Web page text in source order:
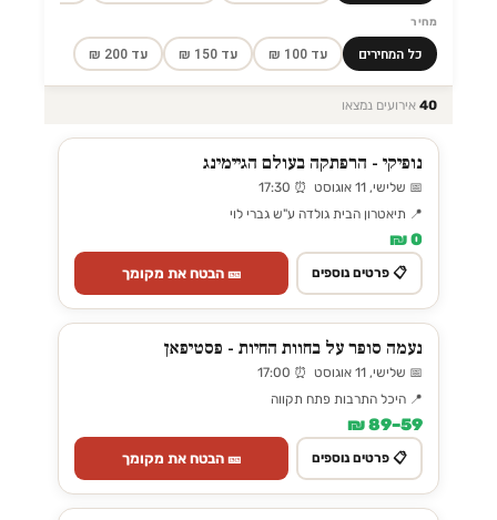
מחיר
כל המחירים עד 100 ₪ עד 150 ₪ עד 200 ₪
40 אירועים נמצאו
נופיקי - הרפתקה בעולם הגיימינג
📅 שלישי, 11 אוגוסט ⏰ 17:30
📍 תיאטרון הבית גולדה ע"ש גברי לוי
0 ₪
📋 פרטים נוספים 🎫 הבטח את מקומך
נעמה סופר על בחוות החיות - פסטיפאן
📅 שלישי, 11 אוגוסט ⏰ 17:00
📍 היכל התרבות פתח תקווה
59–89 ₪
📋 פרטים נוספים 🎫 הבטח את מקומך